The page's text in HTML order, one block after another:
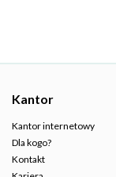
Kantor
Kantor internetowy
Dla kogo?
Kontakt